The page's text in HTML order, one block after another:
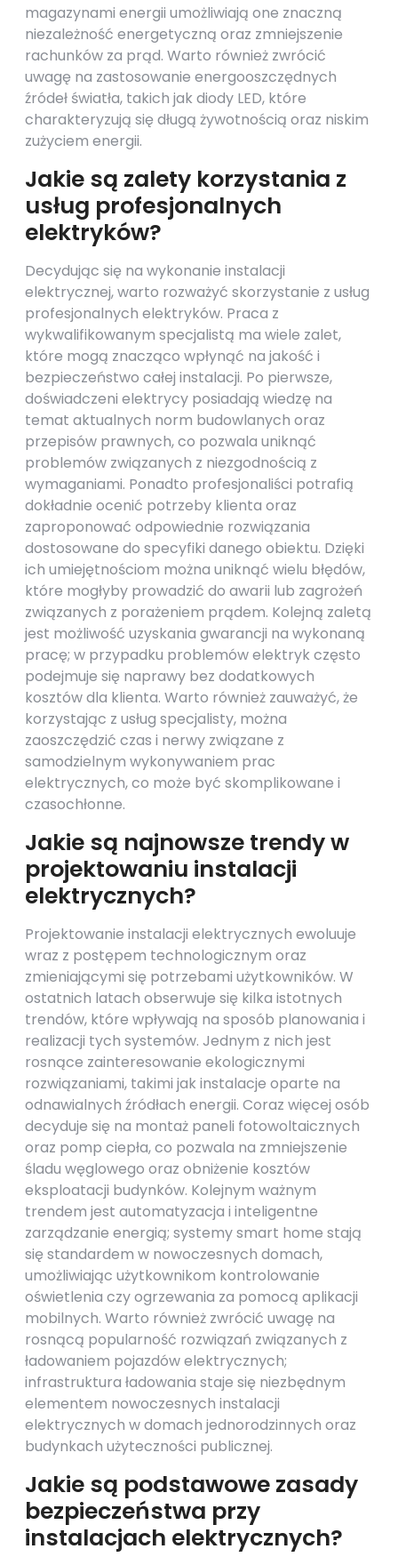
magazynami energii umożliwiają one znaczną
niezależność energetyczną oraz zmniejszenie
rachunków za prąd. Warto również zwrócić
uwagę na zastosowanie energooszczędnych
źródeł światła, takich jak diody LED, które
charakteryzują się długą żywotnością oraz niskim
zużyciem energii.
Jakie są zalety korzystania z
usług profesjonalnych
elektryków?
Decydując się na wykonanie instalacji
elektrycznej, warto rozważyć skorzystanie z usług
profesjonalnych elektryków. Praca z
wykwalifikowanym specjalistą ma wiele zalet,
które mogą znacząco wpłynąć na jakość i
bezpieczeństwo całej instalacji. Po pierwsze,
doświadczeni elektrycy posiadają wiedzę na
temat aktualnych norm budowlanych oraz
przepisów prawnych, co pozwala uniknąć
problemów związanych z niezgodnością z
wymaganiami. Ponadto profesjonaliści potrafią
dokładnie ocenić potrzeby klienta oraz
zaproponować odpowiednie rozwiązania
dostosowane do specyfiki danego obiektu. Dzięki
ich umiejętnościom można uniknąć wielu błędów,
które mogłyby prowadzić do awarii lub zagrożeń
związanych z porażeniem prądem. Kolejną zaletą
jest możliwość uzyskania gwarancji na wykonaną
pracę; w przypadku problemów elektryk często
podejmuje się naprawy bez dodatkowych
kosztów dla klienta. Warto również zauważyć, że
korzystając z usług specjalisty, można
zaoszczędzić czas i nerwy związane z
samodzielnym wykonywaniem prac
elektrycznych, co może być skomplikowane i
czasochłonne.
Jakie są najnowsze trendy w
projektowaniu instalacji
elektrycznych?
Projektowanie instalacji elektrycznych ewoluuje
wraz z postępem technologicznym oraz
zmieniającymi się potrzebami użytkowników. W
ostatnich latach obserwuje się kilka istotnych
trendów, które wpływają na sposób planowania i
realizacji tych systemów. Jednym z nich jest
rosnące zainteresowanie ekologicznymi
rozwiązaniami, takimi jak instalacje oparte na
odnawialnych źródłach energii. Coraz więcej osób
decyduje się na montaż paneli fotowoltaicznych
oraz pomp ciepła, co pozwala na zmniejszenie
śladu węglowego oraz obniżenie kosztów
eksploatacji budynków. Kolejnym ważnym
trendem jest automatyzacja i inteligentne
zarządzanie energią; systemy smart home stają
się standardem w nowoczesnych domach,
umożliwiając użytkownikom kontrolowanie
oświetlenia czy ogrzewania za pomocą aplikacji
mobilnych. Warto również zwrócić uwagę na
rosnącą popularność rozwiązań związanych z
ładowaniem pojazdów elektrycznych;
infrastruktura ładowania staje się niezbędnym
elementem nowoczesnych instalacji
elektrycznych w domach jednorodzinnych oraz
budynkach użyteczności publicznej.
Jakie są podstawowe zasady
bezpieczeństwa przy
instalacjach elektrycznych?